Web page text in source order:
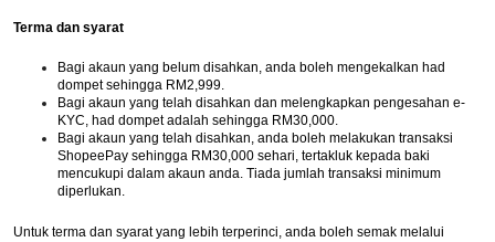
Terma dan syarat
Bagi akaun yang belum disahkan, anda boleh mengekalkan had
dompet sehingga RM2,999.
Bagi akaun yang telah disahkan dan melengkapkan pengesahan e-
KYC, had dompet adalah sehingga RM30,000.
Bagi akaun yang telah disahkan, anda boleh melakukan transaksi
ShopeePay sehingga RM30,000 sehari, tertakluk kepada baki
mencukupi dalam akaun anda. Tiada jumlah transaksi minimum
diperlukan.
Untuk terma dan syarat yang lebih terperinci, anda boleh semak melalui